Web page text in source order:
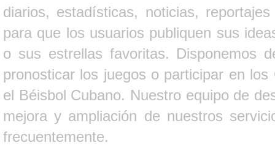
diarios, estadísticas, noticias,
para que los usuarios publiquen sus
o sus estrellas favoritas. Disponemos
pronosticar los juegos o participar en
el Béisbol Cubano. Nuestro equipo de
mejora y ampliación de nuestros
frecuentemente.